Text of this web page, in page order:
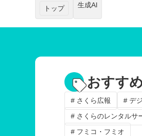
トップ 生成AI
おすす
# さくら広報 # デ
# さくらのレンタルサ
# フミコ・フミオ